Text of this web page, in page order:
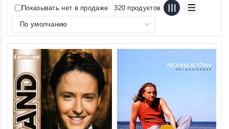
Показывать нет в продаже 320 продуктов